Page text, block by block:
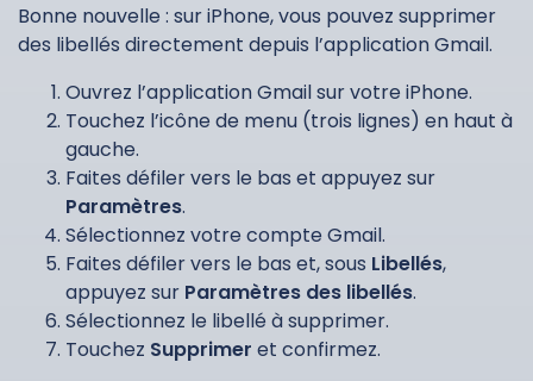
Bonne nouvelle : sur iPhone, vous pouvez supprimer
des libellés directement depuis l’application Gmail.
Ouvrez l’application Gmail sur votre iPhone.
Touchez l’icône de menu (trois lignes) en haut à
gauche.
Faites défiler vers le bas et appuyez sur
Paramètres.
Sélectionnez votre compte Gmail.
Faites défiler vers le bas et, sous Libellés,
appuyez sur Paramètres des libellés.
Sélectionnez le libellé à supprimer.
Touchez Supprimer et confirmez.